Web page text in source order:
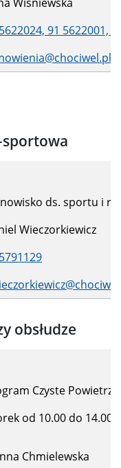
91 5622001,
ds. sportu i
Wieczorkiewicz
obsłudze
Czyste
od 10.00 do
Chmielewska